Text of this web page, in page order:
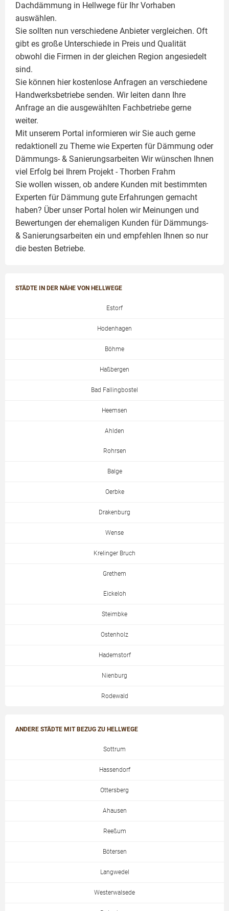
Dachdämmung in Hellwege für Ihr Vorhaben
auswählen.
Sie sollten nun verschiedene Anbieter vergleichen. Oft
gibt es große Unterschiede in Preis und Qualität
obwohl die Firmen in der gleichen Region angesiedelt
sind.
Sie können hier kostenlose Anfragen an verschiedene
Handwerksbetriebe senden. Wir leiten dann Ihre
Anfrage an die ausgewählten Fachbetriebe gerne
weiter.
Mit unserem Portal informieren wir Sie auch gerne
redaktionell zu Theme wie Experten für Dämmung oder
Dämmungs- & Sanierungsarbeiten Wir wünschen Ihnen
viel Erfolg bei Ihrem Projekt - Thorben Frahm
Sie wollen wissen, ob andere Kunden mit bestimmten
Experten für Dämmung gute Erfahrungen gemacht
haben? Über unser Portal holen wir Meinungen und
Bewertungen der ehemaligen Kunden für Dämmungs-
& Sanierungsarbeiten ein und empfehlen Ihnen so nur
die besten Betriebe.
STÄDTE IN DER NÄHE VON HELLWEGE
Estorf
Hodenhagen
Böhme
Haßbergen
Bad Fallingbostel
Heemsen
Ahlden
Rohrsen
Balge
Oerbke
Drakenburg
Wense
Krelinger Bruch
Grethem
Eickeloh
Steimbke
Ostenholz
Hademstorf
Nienburg
Rodewald
ANDERE STÄDTE MIT BEZUG ZU HELLWEGE
Sottrum
Hassendorf
Ottersberg
Ahausen
Reeßum
Bötersen
Langwedel
Westerwalsede